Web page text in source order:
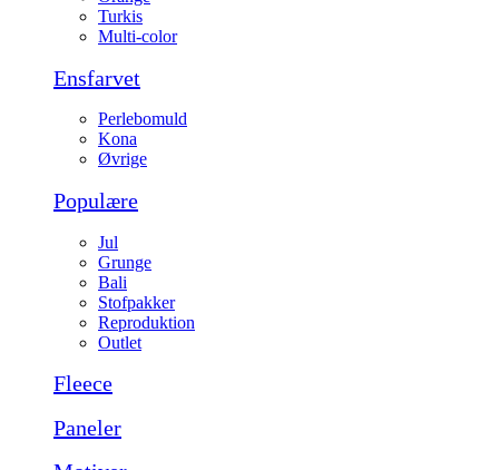
Turkis
Multi-color
Ensfarvet
Perlebomuld
Kona
Øvrige
Populære
Jul
Grunge
Bali
Stofpakker
Reproduktion
Outlet
Fleece
Paneler